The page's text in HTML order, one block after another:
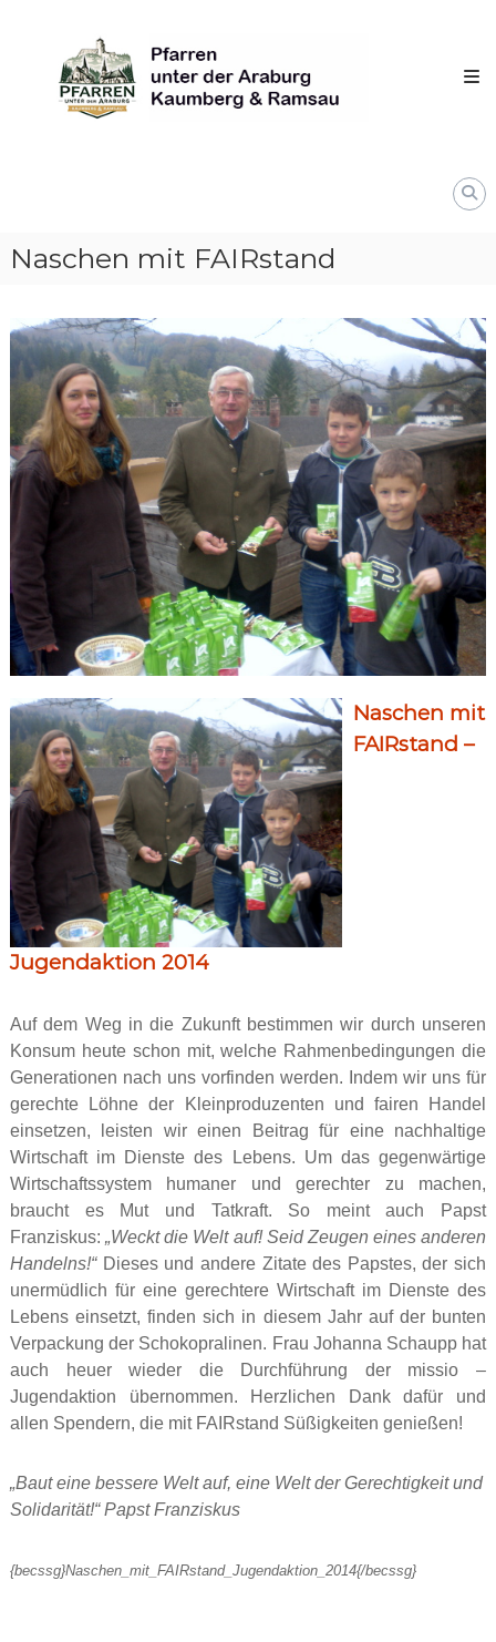
content
unter
derAraburg
Kaumberg
Naschen mit FAIRstand
Naschen mit
FAIRstand –
Jugendaktion 2014
Auf dem Weg in die Zukunft bestimmen wir durch unseren
Konsum heute schon mit, welche Rahmenbedingungen die
Generationen nach uns vorfinden werden. Indem wir uns für
gerechte Löhne der Kleinproduzenten und fairen Handel
einsetzen, leisten wir einen Beitrag für eine nachhaltige
Wirtschaft im Dienste des Lebens. Um das gegenwärtige
Wirtschaftssystem humaner und gerechter zu machen,
braucht es Mut und Tatkraft. So meint auch Papst
Franziskus:„Weckt die Welt auf! Seid Zeugen eines anderen
Handelns!“Dieses und andere Zitate des Papstes, der sich
unermüdlich für eine gerechtere Wirtschaft im Dienste des
Lebens einsetzt, finden sich in diesem Jahr auf der bunten
Verpackung der Schokopralinen. Frau Johanna Schaupp hat
auch heuer wieder die Durchführung der missio –
Jugendaktion übernommen. Herzlichen Dank dafür und
allen Spendern, die mit FAIRstand Süßigkeiten genießen!
„Baut eine bessere Welt auf, eine Welt der Gerechtigkeit und
Solidarität!“ Papst Franziskus
{becssg}Naschen_mit_FAIRstand_Jugendaktion_2014{/becssg}